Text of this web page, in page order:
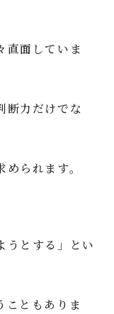
直面していま
断力だけでな
められます。
うとする」とい
こともありま